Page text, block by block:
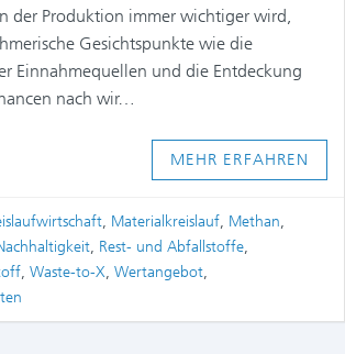
der Produktion immer wichtiger wird,
Gesichtspunkte wie die
Einnahmequellen und die Entdeckung
nach wir…
MEHR ERFAHREN
, Materialkreislauf, Methan,
, Rest- und Abfallstoffe,
, Waste-to-X, Wertangebot,